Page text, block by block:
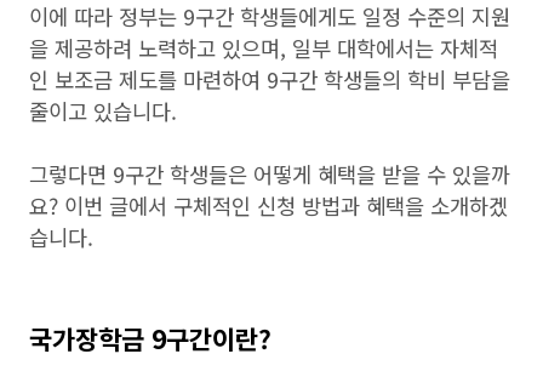
이에 따라 정부는 9구간 학생들에게도 일정 수준의 지원
을 제공하려 노력하고 있으며, 일부 대학에서는 자체적
인 보조금 제도를 마련하여 9구간 학생들의 학비 부담을
줄이고 있습니다.
그렇다면 9구간 학생들은 어떻게 혜택을 받을 수 있을까
요? 이번 글에서 구체적인 신청 방법과 혜택을 소개하겠
습니다.
국가장학금 9구간이란?